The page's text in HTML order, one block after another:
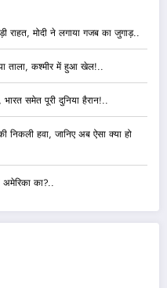
मोदी ने लगाया गजब का जुगाड़..
ताला, कश्मीर में हुआ खेल!..
समेत पूरी दुनिया हैरान!..
निकली हवा, जानिए अब ऐसा क्या हो
का?..